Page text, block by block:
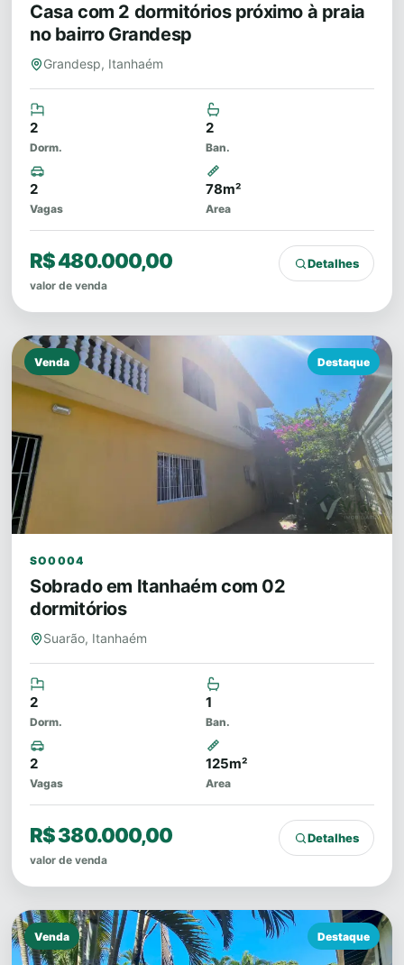
Casa com 2 dormitórios próximo à praia
no bairro Grandesp
Grandesp, Itanhaém
2
Dorm.
2
Ban.
2
Vagas
78m²
Area
R$ 480.000,00
valor de venda
Detalhes
Venda Destaque
SO0004
Sobrado em Itanhaém com 02
dormitórios
Suarão, Itanhaém
2
Dorm.
1
Ban.
2
Vagas
125m²
Area
R$ 380.000,00
valor de venda
Detalhes
Venda Destaque